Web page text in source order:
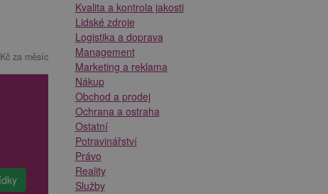
za měsíc
Kvalita a kontrola jakosti
Lidské zdroje
Logistika a doprava
Management
Marketing a reklama
Nákup
Obchod a prodej
Ochrana a ostraha
Ostatní
Potravinářství
Právo
Reality
Služby